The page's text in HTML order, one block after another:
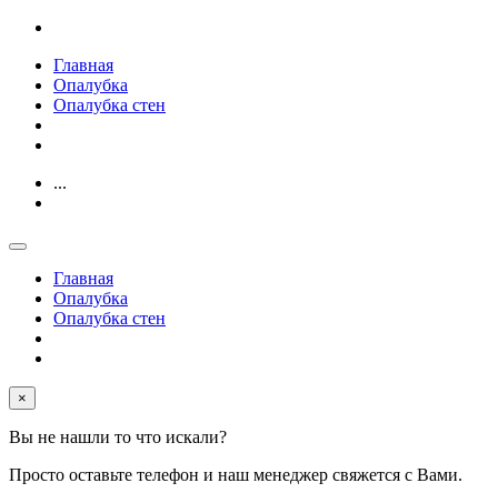
Главная
Опалубка
Опалубка стен
...
Главная
Опалубка
Опалубка стен
×
Вы не нашли то что искали?
Просто оставьте телефон и наш менеджер свяжется с Вами.